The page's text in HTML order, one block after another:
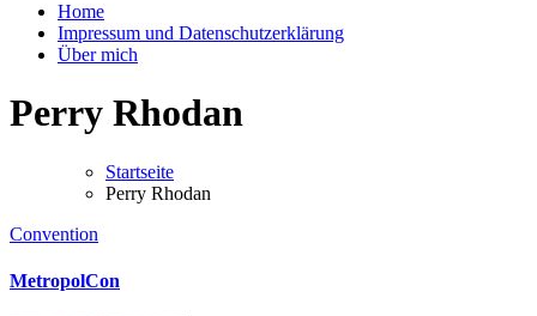
Home
Impressum und Datenschutzerklärung
Über mich
Perry Rhodan
Startseite
Perry Rhodan
Convention
MetropolCon